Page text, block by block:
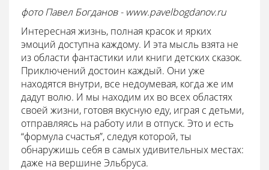
фото Павел Богданов - www.pavelbogdanov.ru
Интересная жизнь, полная красок и ярких
эмоций доступна каждому. И эта мысль взята не
из области фантастики или книги детских сказок.
Приключений достоин каждый. Они уже
находятся внутри, все недоумевая, когда же им
дадут волю. И мы находим их во всех областях
своей жизни, готовя вкусную еду, играя с детьми,
отправляясь на работу или в отпуск. Это и есть
“формула счастья”, следуя которой, ты
обнаружишь себя в самых удивительных местах:
даже на вершине Эльбруса.